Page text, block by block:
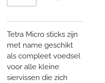
Tetra Micro sticks zijn
met name geschikt
als compleet voedsel
voor alle kleine
siervissen die zich